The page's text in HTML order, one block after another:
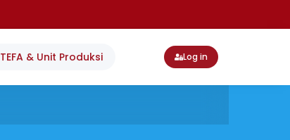
TEFA & Unit Produksi Log in